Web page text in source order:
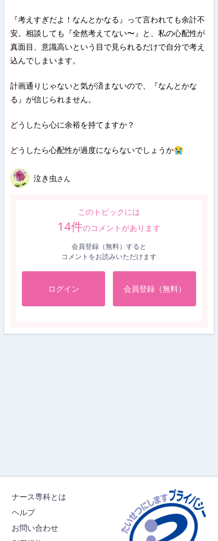
『考えすぎだよ！なんとかなる』って言われても余計不
安。相談しても『全然考えてない〜』と、私の心配性が
真面目、意識高いという目で見られるだけで自分で考え
込んでしまいます。
計画通りじゃないと気が済まないので、『なんとかな
る』が信じられません。
どうしたら心に余裕を持てますか？
どうしたら心配性が過度にならないでしょうか😭
泣き虫さん
このトピックには
14件のコメントがあります
会員登録（無料）すると
コメントをお読みいただけます
ログイン 会員登録（無料）
ナース専科とは
ヘルプ
お問い合わせ